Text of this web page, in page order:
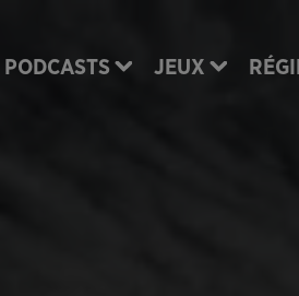
PODCASTS JEUX